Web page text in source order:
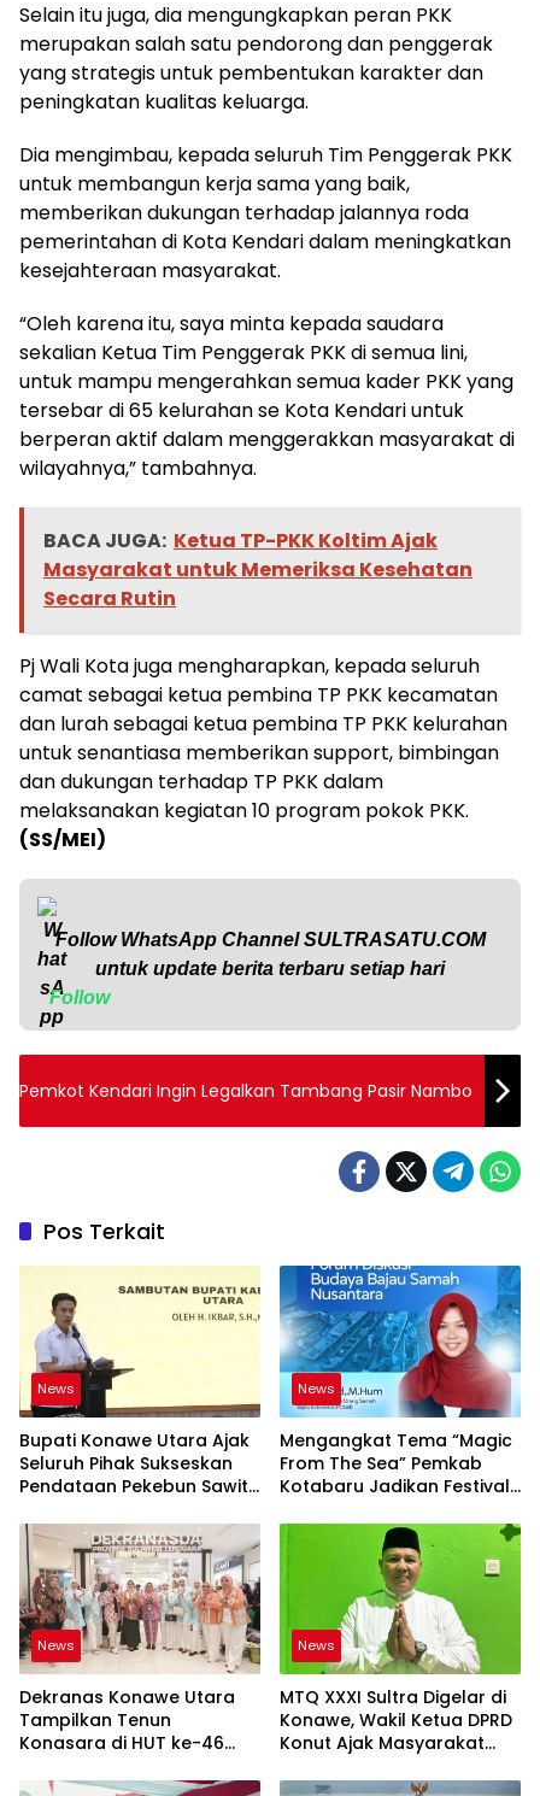
Selain itu juga, dia mengungkapkan peran PKK
merupakan salah satu pendorong dan penggerak
yang strategis untuk pembentukan karakter dan
peningkatan kualitas keluarga.
Dia mengimbau, kepada seluruh Tim Penggerak PKK
untuk membangun kerja sama yang baik,
memberikan dukungan terhadap jalannya roda
pemerintahan di Kota Kendari dalam meningkatkan
kesejahteraan masyarakat.
“Oleh karena itu, saya minta kepada saudara
sekalian Ketua Tim Penggerak PKK di semua lini,
untuk mampu mengerahkan semua kader PKK yang
tersebar di 65 kelurahan se Kota Kendari untuk
berperan aktif dalam menggerakkan masyarakat di
wilayahnya,” tambahnya.
BACA JUGA: Ketua TP-PKK Koltim Ajak
Masyarakat untuk Memeriksa Kesehatan
Secara Rutin
Pj Wali Kota juga mengharapkan, kepada seluruh
camat sebagai ketua pembina TP PKK kecamatan
dan lurah sebagai ketua pembina TP PKK kelurahan
untuk senantiasa memberikan support, bimbingan
dan dukungan terhadap TP PKK dalam
melaksanakan kegiatan 10 program pokok PKK.
(SS/MEI)
Follow WhatsApp ChannelSULTRASATU.COM
untuk update berita terbaru setiap hari
Follow
Pemkot Kendari Ingin Legalkan Tambang Pasir Nambo
Pos Terkait
News
Bupati Konawe Utara Ajak
Seluruh Pihak Sukseskan
Pendataan Pekebun Sawit
News
Mengangkat Tema “Magic
From The Sea” Pemkab
Kotabaru Jadikan Festival
Kolaborasi Pelestarian
Budaya Bajau
News
Dekranas Konawe Utara
Tampilkan Tenun
Konasara di HUT ke-46
UMKM Daerah
News
MTQ XXXI Sultra Digelar di
Konawe, Wakil Ketua DPRD
Konut Ajak Masyarakat